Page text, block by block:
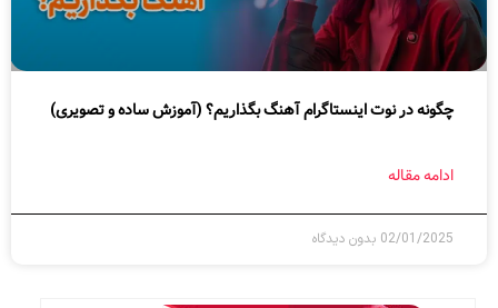
چگونه در نوت اینستاگرام آهنگ بگذاریم؟ (آموزش ساده و تصویری)
ادامه مقاله
02/01/2025 بدون دیدگاه